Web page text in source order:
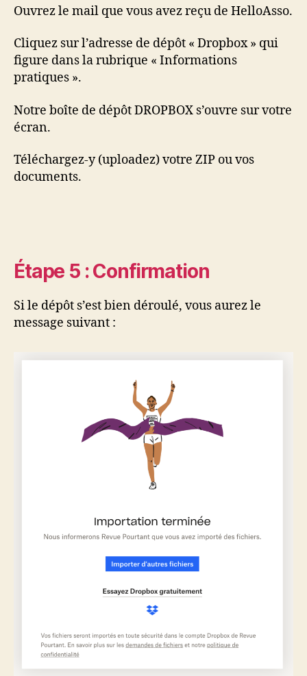
Ouvrez le mail que vous avez reçu de HelloAsso.
Cliquez sur l’adresse de dépôt « Dropbox » qui
figure dans la rubrique « Informations
pratiques ».
Notre boîte de dépôt DROPBOX s’ouvre sur votre
écran.
Téléchargez-y (uploadez) votre ZIP ou vos
documents.
Étape 5 : Confirmation
Si le dépôt s’est bien déroulé, vous aurez le
message suivant :